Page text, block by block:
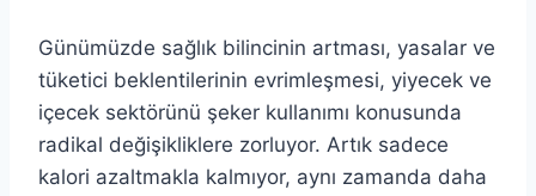
Günümüzde sağlık bilincinin artması, yasalar ve
tüketici beklentilerinin evrimleşmesi, yiyecek ve
içecek sektörünü şeker kullanımı konusunda
radikal değişikliklere zorluyor. Artık sadece
kalori azaltmakla kalmıyor, aynı zamanda daha